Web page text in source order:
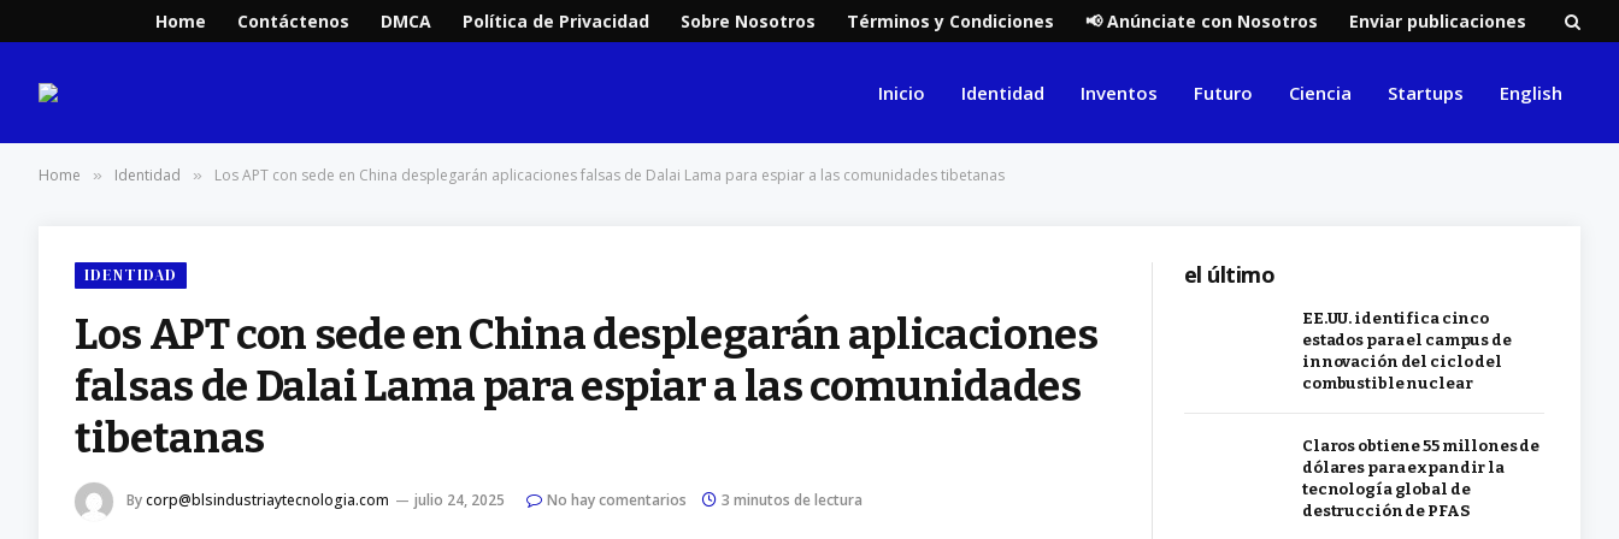
Home Contáctenos DMCA Política de Privacidad Sobre Nosotros Términos y Condiciones 📢 Anúnciate con Nosotros Enviar publicaciones
Inicio Identidad Inventos Futuro Ciencia Startups English
Home » Identidad » Los APT con sede en China desplegarán aplicaciones falsas de Dalai Lama para espiar a las comunidades tibetanas
IDENTIDAD
Los APT con sede en China desplegarán aplicaciones
falsas de Dalai Lama para espiar a las comunidades
tibetanas
Bycorp@blsindustriaytecnologia.com julio 24, 2025 No hay comentarios 3 minutos de lectura
el último
EE.UU. identifica cinco
estados para el campus de
innovación del ciclo del
combustible nuclear
Claros obtiene 55 millones de
dólares para expandir la
tecnología global de
destrucción de PFAS